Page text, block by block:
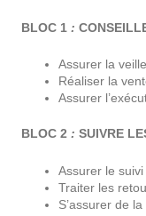
BLOC 1 :
Assurer la
Réaliser la
Assurer
BLOC 2 : SUIVRE
Assurer le
Traiter les
S’assurer de